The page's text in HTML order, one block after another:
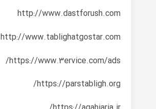
http://www.dastforush.com
http://www.tablighatgostar.com
https://www.3ervice.com/ads/
https://parstabligh.org/